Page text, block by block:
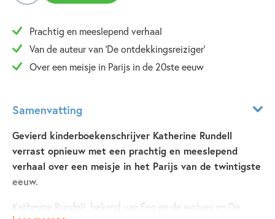
Prachtig en meeslepend verhaal
Van de auteur van 'De ontdekkingsreiziger'
Over een meisje in Parijs in de 20ste eeuw
Samenvatting
Gevierd kinderboekenschrijver Katherine Rundell
verrast opnieuw met een prachtig en meeslepend
verhaal over een meisje in het Parijs van de twintigste
eeuw.
Katherine Rundell, bekend van Feo en de wolven en De